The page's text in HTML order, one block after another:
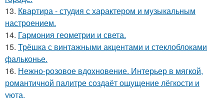
13. Квартира - студия с характером и музыкальным
настроением.
14. Гармония геометрии и света.
15. Трёшка с винтажными акцентами и стеклоблоками
фальконье.
16. Нежно-розовое вдохновение. Интерьер в мягкой,
романтичной палитре создаёт ощущение лёгкости и
уюта.